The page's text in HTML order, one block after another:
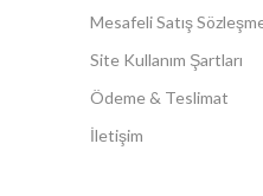
Mesafeli Satış
Site Kullanım Şartları
Ödeme & Teslimat
İletişim